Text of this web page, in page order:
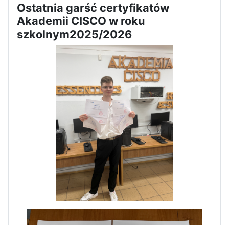
Zawody Sportowo – Obronne
klas OPW
Apel z okazji 235-tej rocznicy
uchwalenia Konstytucji 3 Maja
Ostatnia garść certyfikatów
Akademii CISCO w roku
szkolnym2025/2026